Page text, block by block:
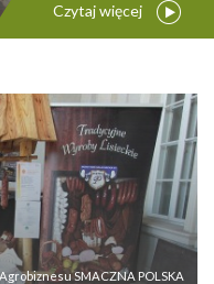
Czytaj więcej
SMACZNA POLSKA